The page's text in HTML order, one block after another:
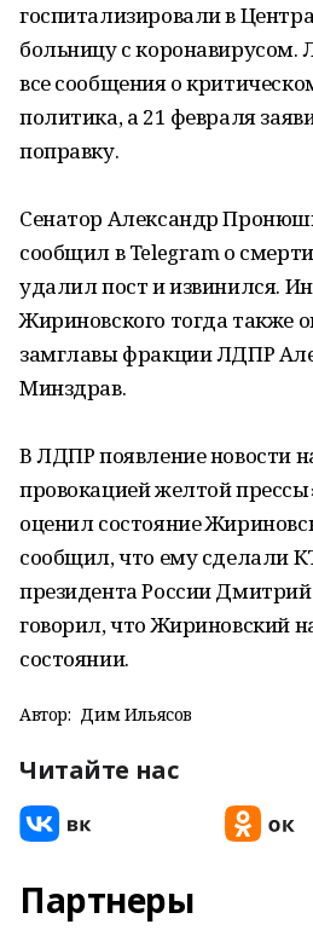
госпитализировали в
больницу с коронавирусом.
все сообщения о
политика, а 21 февраля
поправку.
Сенатор Александр
сообщил в Telegram о
удалил пост и извинился.
Жириновского тогда также
замглавы фракции ЛДПР
Минздрав.
В ЛДПР появление новости
провокацией желтой
оценил состояние
сообщил, что ему сделали
президента России
говорил, что Жириновский
состоянии.
Автор: Дим Ильясов
Читайте нас
Партнеры